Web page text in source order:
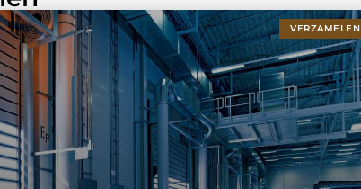
VERZAMELEN